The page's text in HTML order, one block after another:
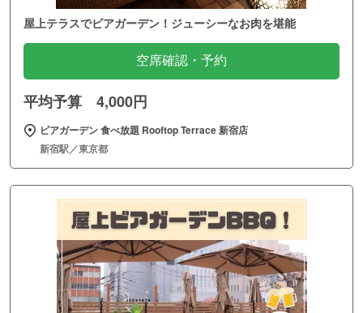
屋上テラスでビアガーデン！ジューシーなお肉を堪能
空席確認・予約
平均予算 4,000円
ビアガーデン 食べ放題 Rooftop Terrace 新宿店
新宿駅／東京都